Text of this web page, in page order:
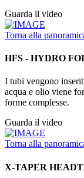
Guarda il video
Torna alla
HFS - HYDRO
I tubi vengono
acqua e olio viene
forme complesse.
Guarda il video
Torna alla
X-TAPER